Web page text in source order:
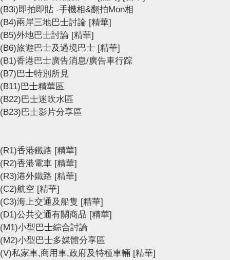
(B3i)即拍即貼 -手機相&翻拍Mon相
(B4)兩岸三地巴士討論 [精華]
(B5)外地巴士討論 [精華]
(B6)旅遊巴士及過境巴士 [精華]
(B1)香港巴士廣告消息/廣告車行踪
(B7)巴士特別所見
(B11)巴士精華區
(B22)巴士迷吹水區
(B23)巴士影片分享區
(R1)香港鐵路 [精華]
(R2)香港電車 [精華]
(R3)港外鐵路 [精華]
(C2)航空 [精華]
(C3)海上交通及船隻 [精華]
(D1)公共交通有關商品 [精華]
(M1)小型巴士綜合討論
(M2)小型巴士多媒體分享區
(V)私家車,商用車,政府及特種車輛 [精華]